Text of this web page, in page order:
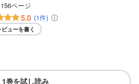
156ページ
5.0 (1件)
ビューを書く
1巻を試し読み